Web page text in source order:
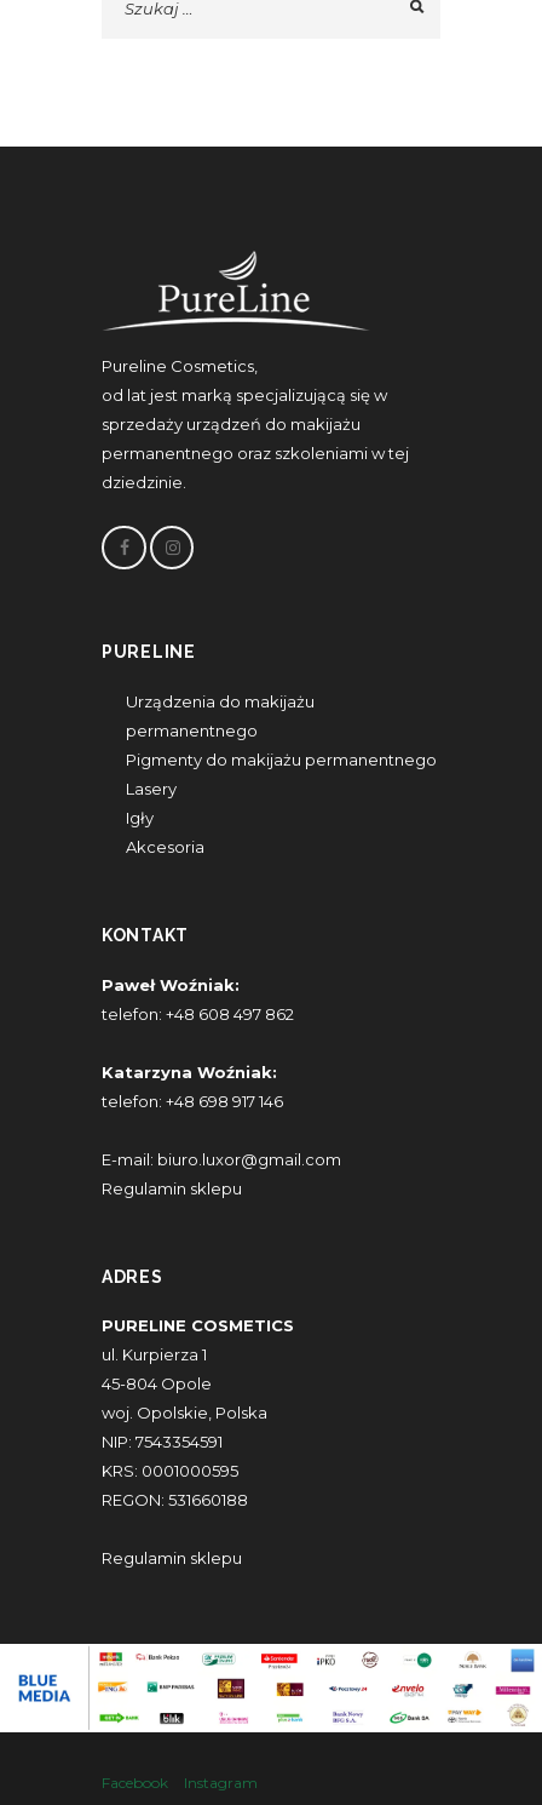
Pureline Cosmetics,
od lat jest marką specjalizującą się w
sprzedaży urządzeń do makijażu
permanentnego oraz szkoleniami w tej
dziedzinie.
PURELINE
Urządzenia do makijażu
permanentnego
Pigmenty do makijażu permanentnego
Lasery
Igły
Akcesoria
KONTAKT
Paweł Woźniak:
telefon: +48 608 497 862
Katarzyna Woźniak:
telefon: +48 698 917 146
E-mail: biuro.luxor@gmail.com
Regulamin sklepu
ADRES
PURELINE COSMETICS
ul. Kurpierza 1
45-804 Opole
woj. Opolskie, Polska
NIP: 7543354591
KRS: 0001000595
REGON: 531660188
Regulamin sklepu
Facebook Instagram